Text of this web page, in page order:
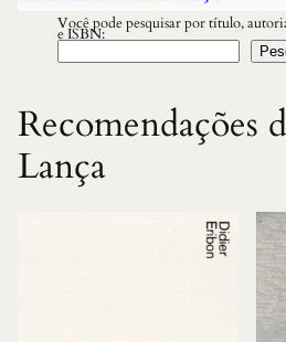
Você pode pesquisar por título,
e ISBN:
Recomendações
Lança